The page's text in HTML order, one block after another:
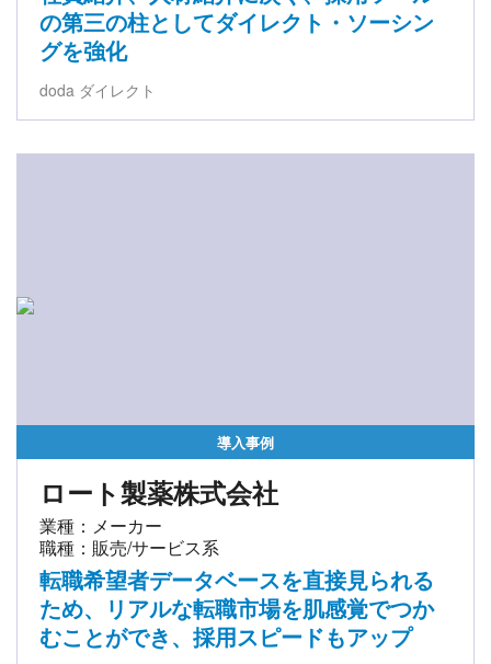
の第三の柱としてダイレクト・ソーシン
グを強化
doda ダイレクト
導入事例
ロート製薬株式会社
業種：メーカー
職種：販売/サービス系
転職希望者データベースを直接見られる
ため、リアルな転職市場を肌感覚でつか
むことができ、採用スピードもアップ